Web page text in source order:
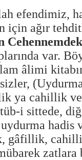
efendimiz,
için ağır
var.
âlimi
ya cahillik
i sittede,
uydurma hadis
gâfillik,
zatlara